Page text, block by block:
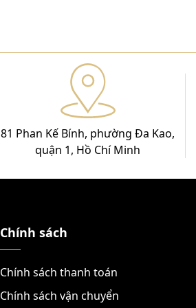
81 Phan Kế Bính, phường Đa Kao,
quận 1, Hồ Chí Minh
Chính sách
Chính sách thanh toán
Chính sách vận chuyển